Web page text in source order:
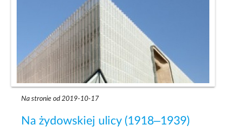
Na stronie od 2019-10-17
Na żydowskiej ulicy (1918–1939)